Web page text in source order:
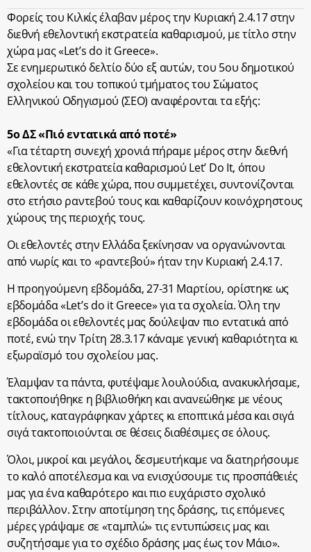
Φορείς του Κιλκίς έλαβαν μέρος την Κυριακή 2.4.17 στην
διεθνή εθελοντική εκστρατεία καθαρισμού, με τίτλο στην
χώρα μας «Let’s do it Greece».
Σε ενημερωτικό δελτίο δύο εξ αυτών, του 5ου δημοτικού
σχολείου και του τοπικού τμήματος του Σώματος
Ελληνικού Οδηγισμού (ΣΕΟ) αναφέρονται τα εξής:
5ο ΔΣ «Πιό εντατικά από ποτέ»
«Για τέταρτη συνεχή χρονιά πήραμε μέρος στην διεθνή
εθελοντική εκστρατεία καθαρισμού Let’ Do It, όπου
εθελοντές σε κάθε χώρα, που συμμετέχει, συντονίζονται
στο ετήσιο ραντεβού τους και καθαρίζουν κοινόχρηστους
χώρους της περιοχής τους.
Οι εθελοντές στην Ελλάδα ξεκίνησαν να οργανώνονται
από νωρίς και το «ραντεβού» ήταν την Κυριακή 2.4.17.
Η προηγούμενη εβδομάδα, 27-31 Μαρτίου, ορίστηκε ως
εβδομάδα «Let’s do it Greece» για τα σχολεία. Όλη την
εβδομάδα οι εθελοντές μας δούλεψαν πιο εντατικά από
ποτέ, ενώ την Τρίτη 28.3.17 κάναμε γενική καθαριότητα κι
εξωραϊσμό του σχολείου μας.
Έλαμψαν τα πάντα, φυτέψαμε λουλούδια, ανακυκλήσαμε,
τακτοποιήθηκε η βιβλιοθήκη και ανανεώθηκε με νέους
τίτλους, καταγράφηκαν χάρτες κι εποπτικά μέσα και σιγά
σιγά τακτοποιούνται σε θέσεις διαθέσιμες σε όλους.
Όλοι, μικροί και μεγάλοι, δεσμευτήκαμε να διατηρήσουμε
το καλό αποτέλεσμα και να ενισχύσουμε τις προσπάθειές
μας για ένα καθαρότερο και πιο ευχάριστο σχολικό
περιβάλλον. Στην αποτίμηση της δράσης, τις επόμενες
μέρες γράψαμε σε «ταμπλώ» τις εντυπώσεις μας και
συζητήσαμε για το σχέδιο δράσης μας έως τον Μάιο».